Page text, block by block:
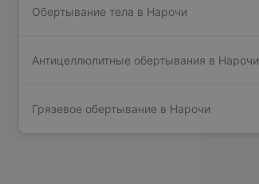
Обертывание тела в Нарочи
Антицеллюлитные обертывания в Нарочи
Грязевое обертывание в Нарочи